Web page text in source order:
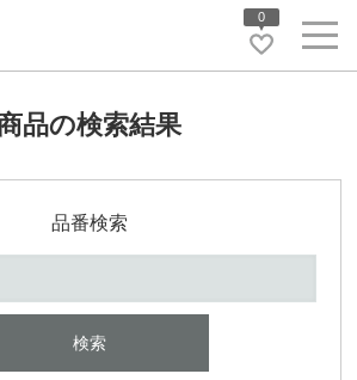
0
品の検索結果
品番検索
検索